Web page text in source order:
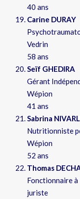
40 ans
Carine DURAY
Vedrin
58 ans
Seïf GHEDIRA
Gérant
Wépion
41 ans
Sabrina
Nutritionniste
Wépion
52 ans
Thomas
Fonctionnaire
juriste